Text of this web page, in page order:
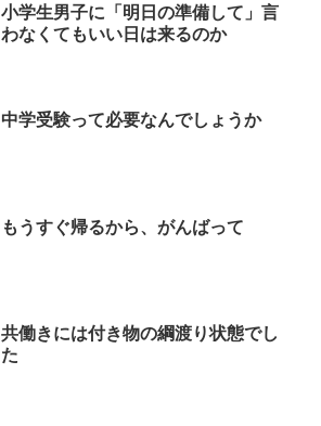
小学生男子に「明日の準備して」言
わなくてもいい日は来るのか
中学受験って必要なんでしょうか
もうすぐ帰るから、がんばって
共働きには付き物の綱渡り状態でし
た